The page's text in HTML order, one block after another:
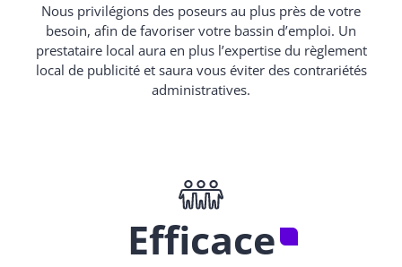
Nous privilégions des poseurs au plus près de votre
besoin, afin de favoriser votre bassin d’emploi. Un
prestataire local aura en plus l’expertise du règlement
local de publicité et saura vous éviter des contrariétés
administratives.
Efficace